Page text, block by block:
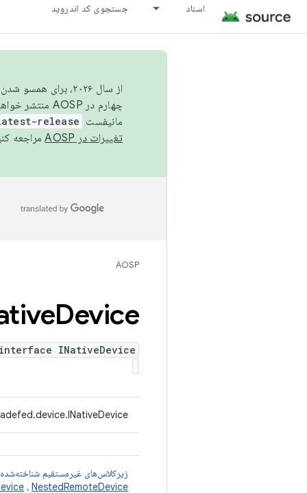
اسناد جستجوی کد اندروید
از سال ۲۰۲۶،
چهارم در AOSP منتشر خواهیم کرد. برای ساخت و مشارکت در AOSP،
مانیفست release
تغییرات در AOSP
مراجعه
AOSP
Device
INativeDevice
زیرکلاس‌های غیرمستقیم شناخته‌شده
، NestedRemoteDevice